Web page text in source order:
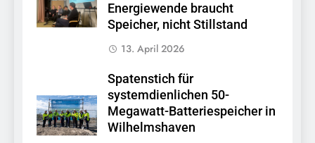
Energiewende braucht
Speicher, nicht Stillstand
13. April 2026
Spatenstich für
systemdienlichen 50-
Megawatt-Batteriespeicher in
Wilhelmshaven